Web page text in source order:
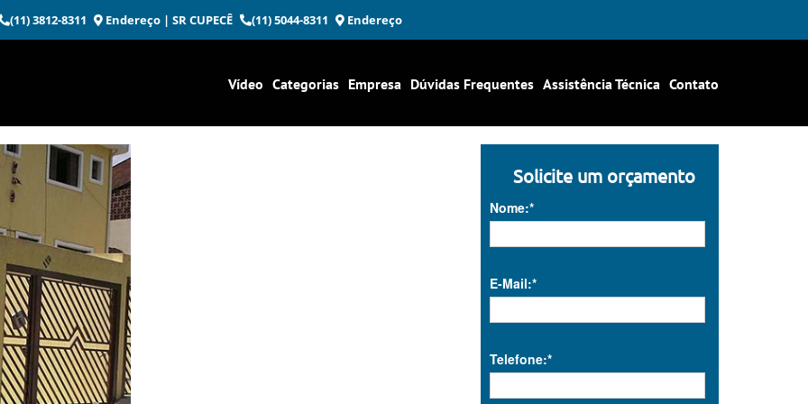
(11) 3812-8311 Endereço | SR CUPECÊ (11) 5044-8311 Endereço
Vídeo Categorias Empresa Dúvidas Frequentes Assistência Técnica Contato
Solicite um orçamento
Nome:*
E-Mail:*
Telefone:*